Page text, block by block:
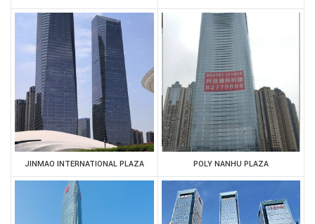
JINMAO INTERNATIONAL PLAZA POLY NANHU PLAZA